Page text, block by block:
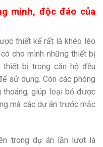
minh, độc đáo của
thiết kế rất là khéo léo
cho mình những thiết bị
bị trong căn hộ đều
sử dụng. Còn các phòng
thoáng, giúp loại bỏ được
mà các dự án trước mắc
trong dự án lần lượt là